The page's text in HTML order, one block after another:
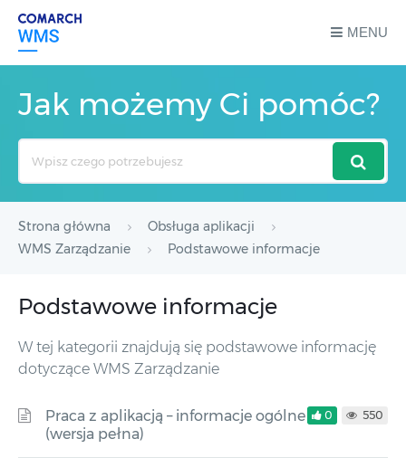
MENU
Jak możemy Ci pomóc?
Strona główna
Obsługa aplikacji
WMS Zarządzanie
Podstawowe informacje
Podstawowe informacje
W tej kategorii znajdują się podstawowe informację
dotyczące WMS Zarządzanie
Praca z aplikacją – informacje ogólne
(wersja pełna)
0 550